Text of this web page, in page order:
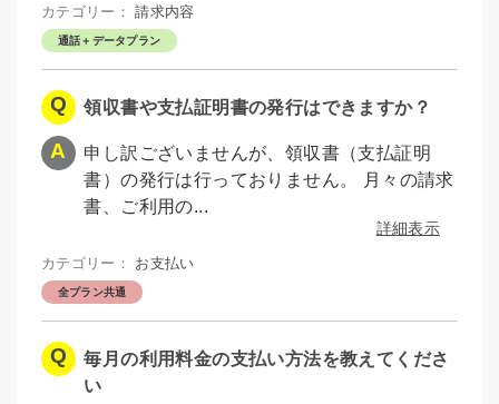
カテゴリー：請求内容
通話＋データプラン
領収書や支払証明書の発行はできますか？
申し訳ございませんが、領収書（支払証明
書）の発行は行っておりません。 月々の請求
書、ご利用の...
詳細表示
カテゴリー： お支払い
全プラン共通
毎月の利用料金の支払い方法を教えてくださ
い